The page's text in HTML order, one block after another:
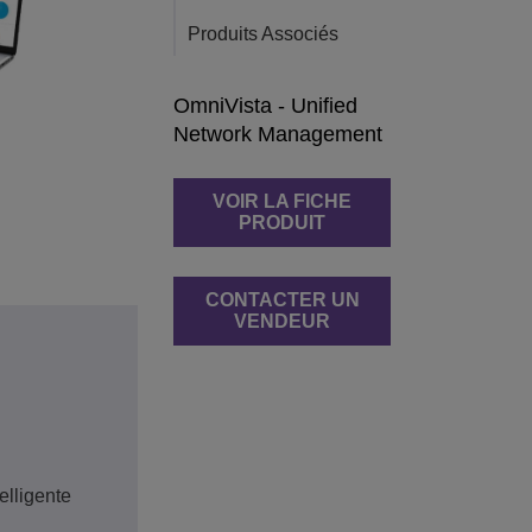
Produits Associés
OmniVista - Unified
Network Management
VOIR LA FICHE
PRODUIT
CONTACTER UN
VENDEUR